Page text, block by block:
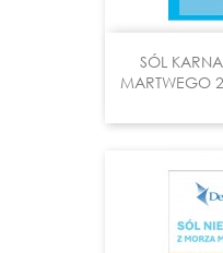
SÓL
MARTWEGO